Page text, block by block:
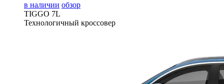
в наличии обзор
TIGGO 7L
Технологичный кроссовер